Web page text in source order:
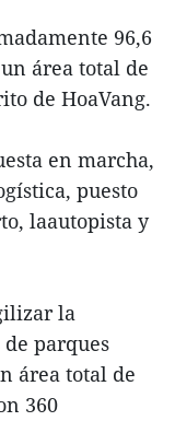
96,6
área total de
de HoaVang.
en marcha,
puesto
laautopista y
la
parques
área total de
360